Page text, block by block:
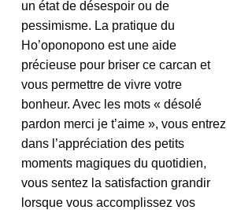
un état de désespoir ou de
pessimisme. La pratique du
Ho’oponopono est une aide
précieuse pour briser ce carcan et
vous permettre de vivre votre
bonheur. Avec les mots « désolé
pardon merci je t’aime », vous entrez
dans l’appréciation des petits
moments magiques du quotidien,
vous sentez la satisfaction grandir
lorsque vous accomplissez vos